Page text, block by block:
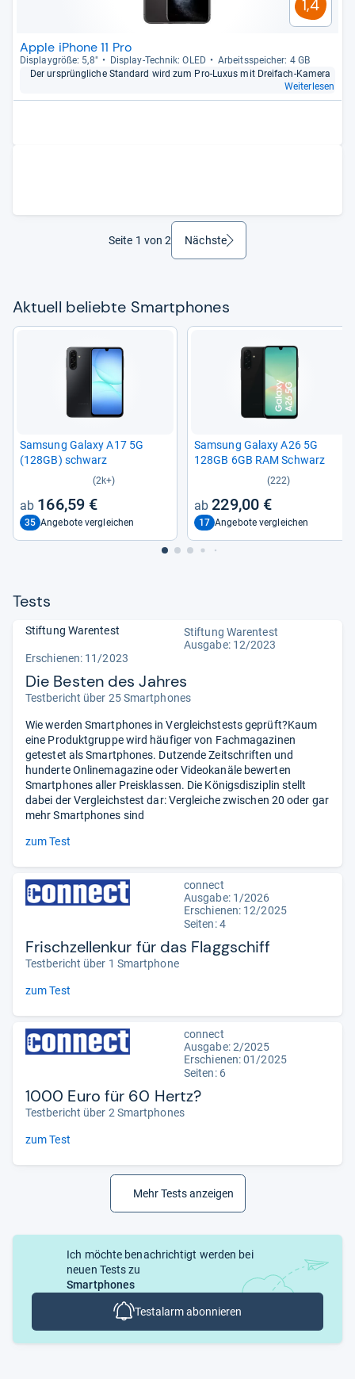
1,4
Apple iPhone 11 Pro
Dis­play­größe: 5,8" Dis­play-​Tech­nik: OLED
Arbeitsspei­cher: 4 GB
Der ursprüng­li­che Stan­dard wird zum Pro-​Luxus mit Drei­fach-​Kamera
Weiterlesen
Seite 1 von 2 Nächsteweiter
Aktu­ell beliebte Smart­pho­nes
Sam­sung Galaxy A17 5G
(128GB) schwarz
(2k+)
166,59 €
35 Angebote vergleichen
Sam­sung Galaxy A26 5G
128GB 6GB RAM Schwarz
(222)
229,00 €
17 Angebote vergleichen
Tests
Stiftung Warentest
Stiftung Warentest
Ausgabe: 12/2023
Erschienen: 11/2023
Die Besten des Jahres
Testbericht über 25 Smartphones
Wie werden Smartphones in Vergleichstests geprüft?Kaum
eine Produktgruppe wird häufiger von Fachmagazinen
getestet als Smartphones. Dutzende Zeitschriften und
hunderte Onlinemagazine oder Videokanäle bewerten
Smartphones aller Preisklassen. Die Königsdisziplin stellt
dabei der Vergleichstest dar: Vergleiche zwischen 20 oder gar
mehr Smartphones sind
zum Test
connect
Ausgabe: 1/2026
Erschienen: 12/2025
Seiten: 4
Frischzellenkur für das Flaggschiff
Testbericht über 1 Smartphone
zum Test
connect
Ausgabe: 2/2025
Erschienen: 01/2025
Seiten: 6
1000 Euro für 60 Hertz?
Testbericht über 2 Smartphones
zum Test
Mehr Tests anzeigen
Ich möchte benachrichtigt werden bei
neuen Tests zu
Smartphones
Testalarm abonnieren